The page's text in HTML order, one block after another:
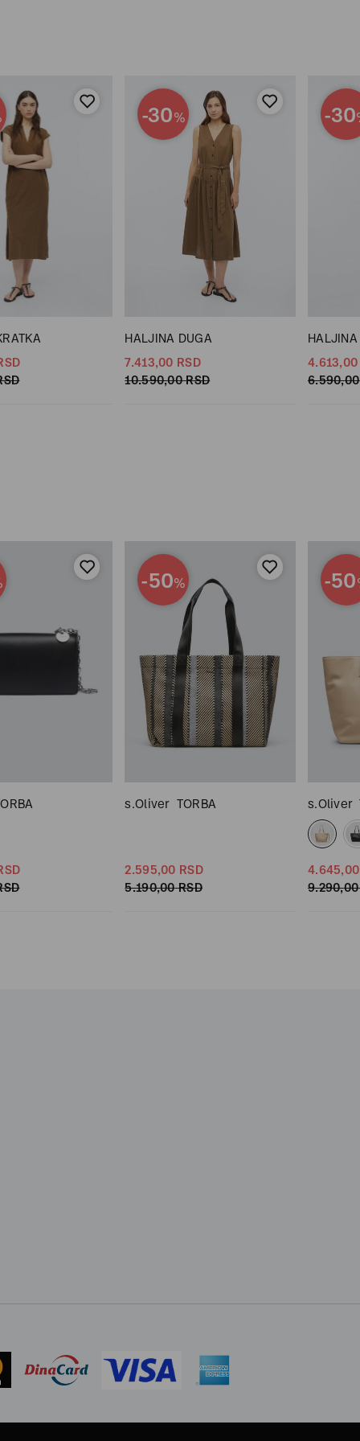
-30%
HALJINA DUGA
7.413,00 RSD
10.590,00 RSD
-30
4.613,00
6.590,00
-50%
s.Oliver TORBA
2.595,00 RSD
5.190,00 RSD
-50
s.Oliver
4.645,00
9.290,00